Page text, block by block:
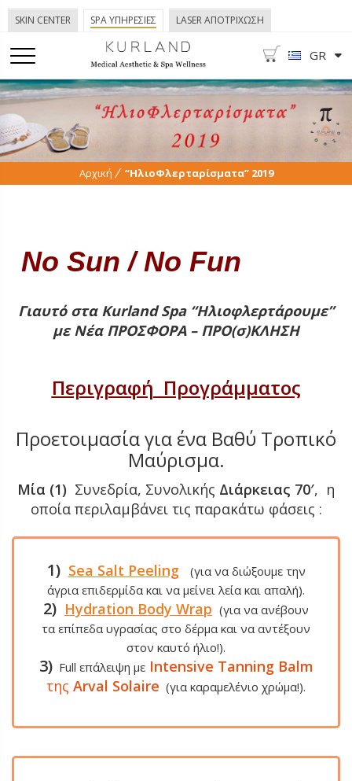
GR
SKIN CENTER SPA ΥΠΗΡΕΣΙΕΣ LASER ΑΠΟΤΡΙΧΩΣΗ
Αρχική “ΗλιοΦλερταρίσματα” 2019
No Sun / No Fun
Γιαυτό στα Kurland Spa “Ηλιοφλερτάρουμε”
με Νέα ΠΡΟΣΦΟΡΑ – ΠΡΟ(σ)ΚΛΗΣΗ
Περιγραφή Προγράμματος
Προετοιμασία για ένα Βαθύ Τροπικό
Μαύρισμα.
Μία (1) Συνεδρία, Συνολικής Διάρκειας 70′, η
οποία περιλαμβάνει τις παρακάτω φάσεις :
1) Sea Salt Peeling
(για να διώξουμε την
άγρια επιδερμίδα και να μείνει λεία και απαλή).
2) Hydration Body Wrap (για να ανέβουν
τα επίπεδα υγρασίας στο δέρμα και να αντέξουν
στον καυτό ήλιο!).
3)Full επάλειψη μεIntensive Tanning Balm
της Arval Solaire (για καραμελένιο χρώμα!).